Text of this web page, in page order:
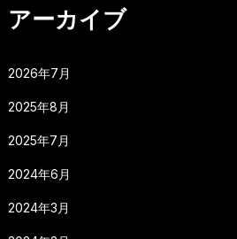
アーカイブ
2026年7月
2025年8月
2025年7月
2024年6月
2024年3月